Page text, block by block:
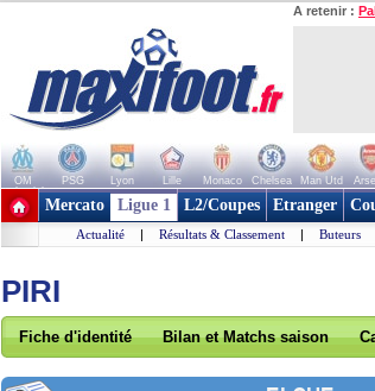
A retenir :
OM PSG Lyon Lille Monaco Chelsea Man Utd
+ de clubs
Mercato Ligue 1 L2/Coupes Etranger
Actualité | Résultats & Classement | Buteurs
PIRI
Fiche d'identité Bilan et Matchs saison